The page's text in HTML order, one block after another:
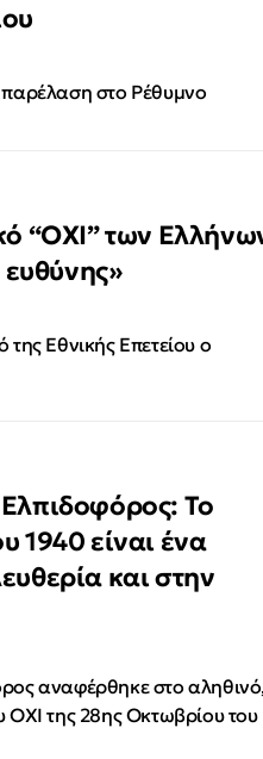
στο Ρέθυμνο
“ΟΧΙ” των
ευθύνης»
Εθνικής Επετείου ο
Το
1940 είναι ένα
και στην
αναφέρθηκε στο
ΟΧΙ της 28ης Οκτωβρίου του